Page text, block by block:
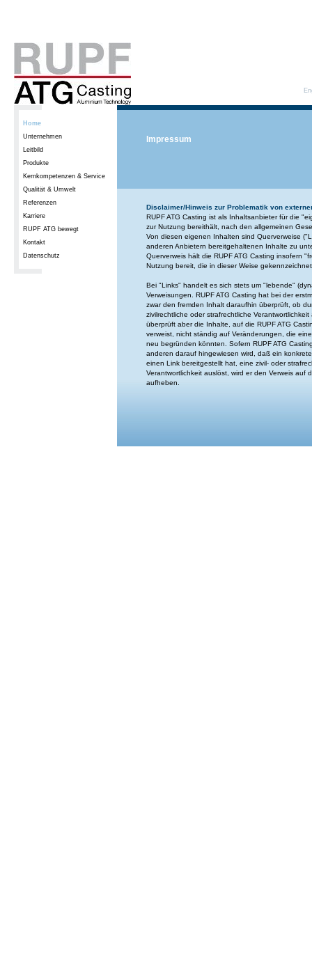
Home
Unternehmen
Leitbild
Produkte
Kernkompetenzen & Service
Qualität & Umwelt
Referenzen
Karriere
RUPF ATG bewegt
Kontakt
Datenschutz
Impressum
Disclaimer/Hinweis zur Problematik von
RUPF ATG Casting ist als Inhaltsanbieter für die
zur Nutzung bereithält, nach den allgemeinen
Von diesen eigenen Inhalten sind Querverweise
anderen Anbietern bereitgehaltenen Inhalte zu
Querverweis hält die RUPF ATG Casting insofern
Nutzung bereit, die in dieser Weise
Bei "Links" handelt es sich stets um "lebende"
Verweisungen. RUPF ATG Casting hat bei der
zwar den fremden Inhalt daraufhin überprüft, ob
zivilrechtliche oder strafrechtliche Verantwortlichkeit
überprüft aber die Inhalte, auf die RUPF ATG
verweist, nicht ständig auf Veränderungen, die
neu begründen könnten. Sofern RUPF ATG
anderen darauf hingewiesen wird, daß ein
einen Link bereitgestellt hat, eine zivil- oder
Verantwortlichkeit auslöst, wird er den Verweis auf
aufheben.